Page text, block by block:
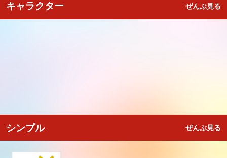
キャラクター ぜんぶ見る
シンプル ぜんぶ見る